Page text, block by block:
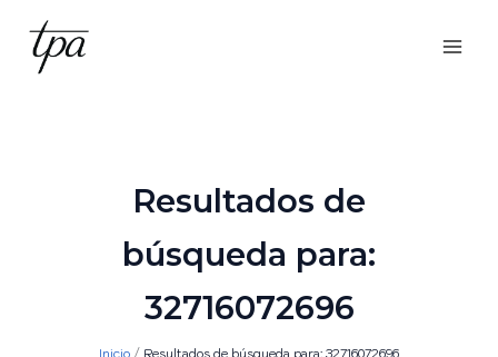
contenido
Resultados de
búsqueda para:
32716072696